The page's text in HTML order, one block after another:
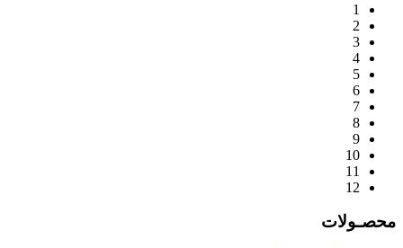
1
2
3
4
5
6
7
8
9
10
11
12
محصـولات